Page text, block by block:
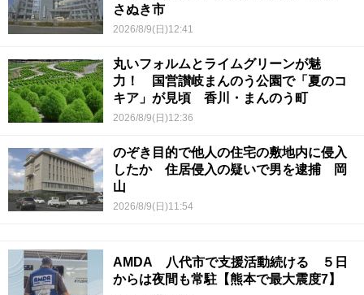
さぬき市
2026/8/9(日)12:41
丸いフォルムとライムグリーンが魅
力！ 国営讃岐まんのう公園で「夏のコ
キア」が見頃 香川・まんのう町
2026/8/9(日)12:36
のぞき目的で他人の住宅の敷地内に侵入
したか 住居侵入の疑いで男を逮捕 岡
山
2026/8/9(日)11:54
AMDA 八代市で支援活動続ける ５日
からは夜間も常駐【熊本で最大震度7】